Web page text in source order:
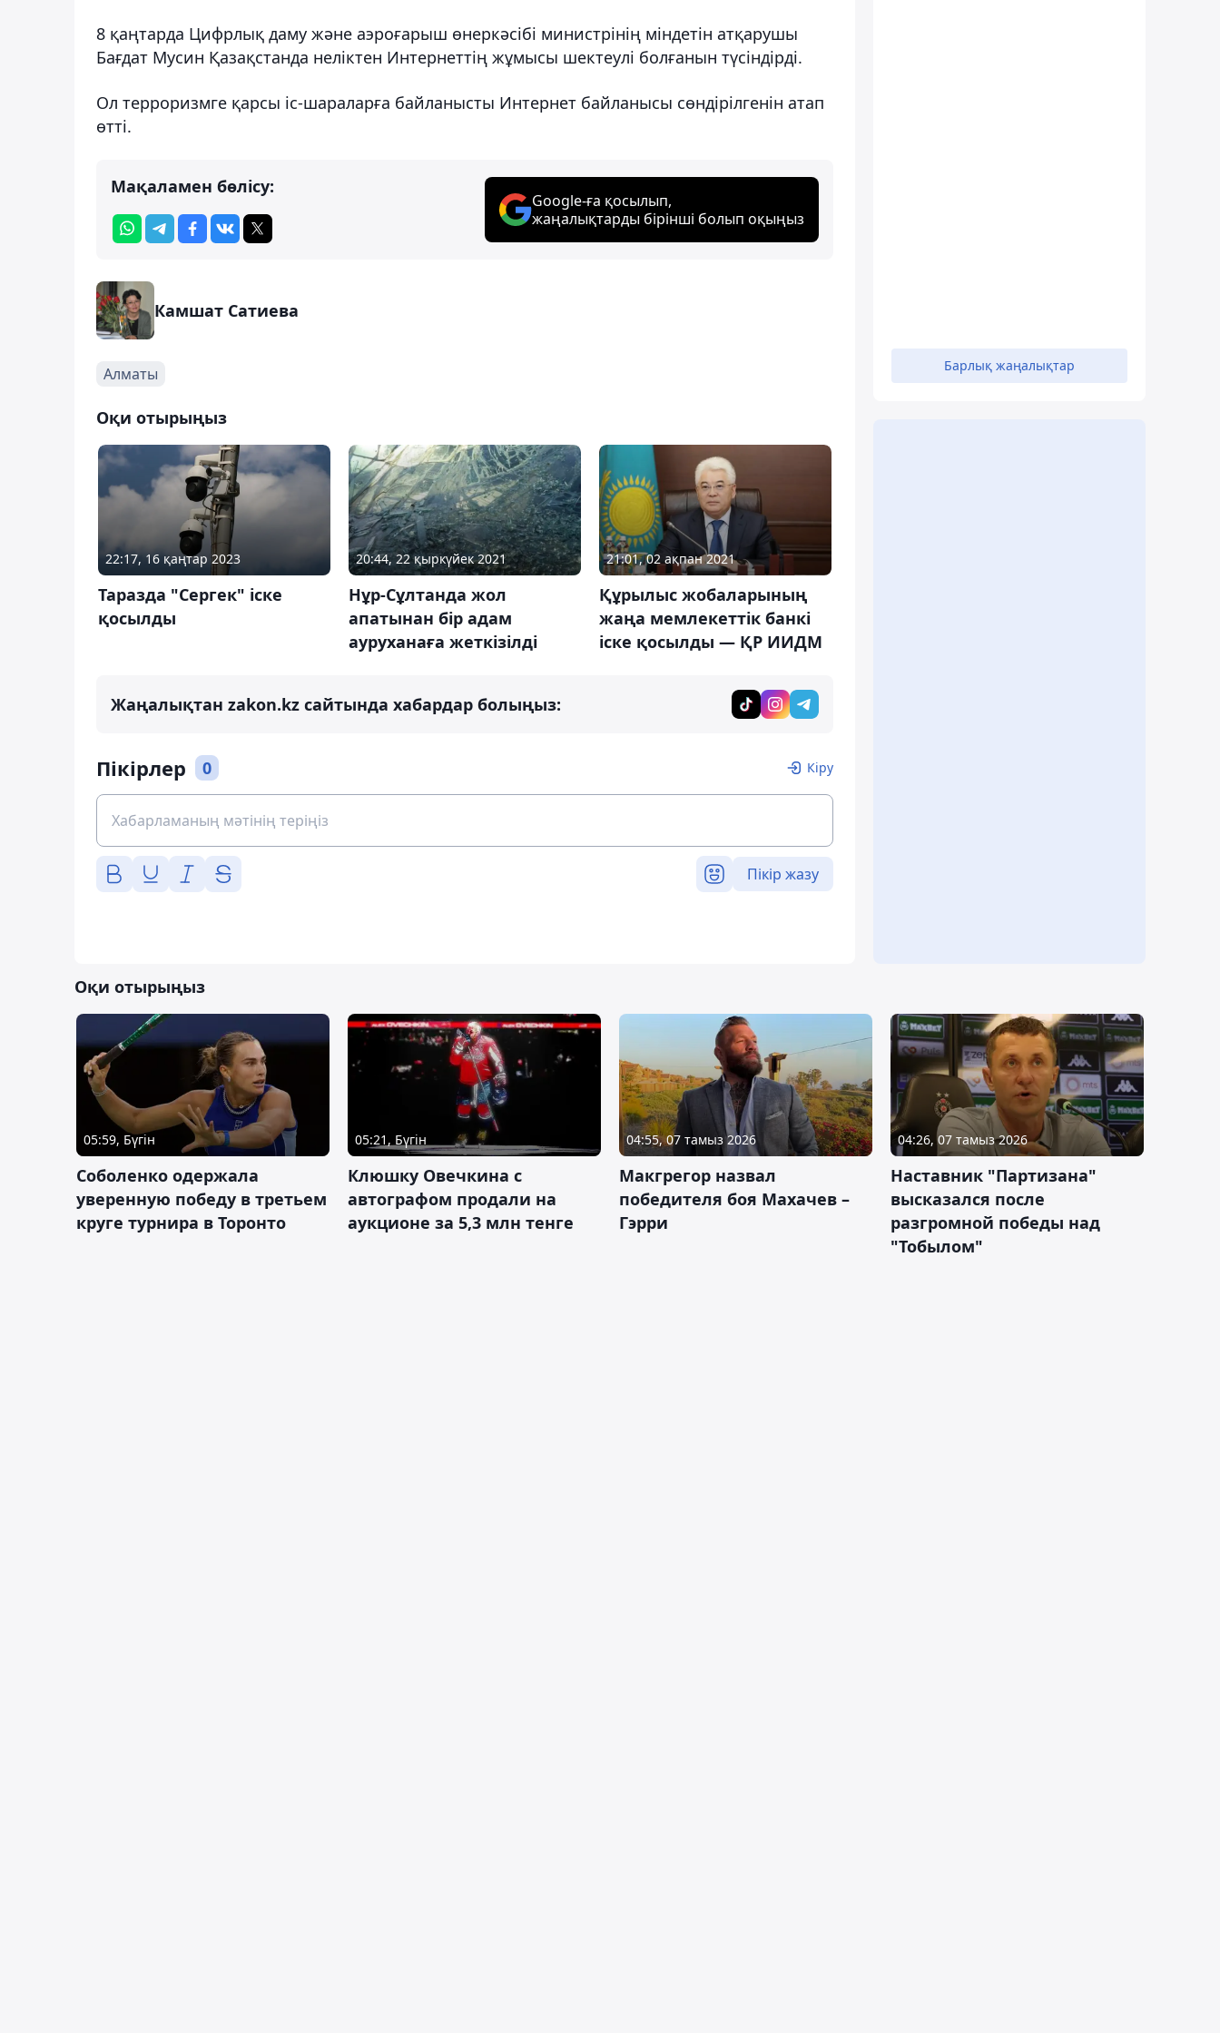
8 қаңтарда Цифрлық даму және аэроғарыш өнеркәсібі министрінің міндетін атқарушы
Бағдат Мусин Қазақстанда неліктен Интернеттің жұмысы шектеулі болғанын түсіндірді.
Ол терроризмге қарсы іс-шараларға байланысты Интернет байланысы сөндірілгенін атап
өтті.
Мақаламен бөлісу:
Google-ға қосылып,
жаңалықтарды бірінші болып оқыңыз
Камшат Сатиева
Алматы
Оқи отырыңыз
22:17, 16 қаңтар 2023
Таразда "Сергек" іске
қосылды
20:44, 22 қыркүйек 2021
Нұр-Сұлтанда жол
апатынан бір адам
ауруханаға жеткізілді
21:01, 02 ақпан 2021
Құрылыс жобаларының
жаңа мемлекеттік банкі
іске қосылды — ҚР ИИДМ
Жаңалықтан zakon.kz сайтында хабардар болыңыз:
Пікірлер 0 Кіру
Пікір жазу
Барлық жаңалықтар
Оқи отырыңыз
05:59, Бүгін
Соболенко одержала
уверенную победу в третьем
круге турнира в Торонто
05:21, Бүгін
Клюшку Овечкина с
автографом продали на
аукционе за 5,3 млн тенге
04:55, 07 тамыз 2026
Макгрегор назвал
победителя боя Махачев –
Гэрри
04:26, 07 тамыз 2026
Наставник "Партизана"
высказался после
разгромной победы над
"Тобылом"